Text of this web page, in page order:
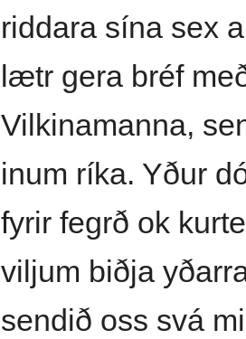
riddara sína sex
lætr gera bréf
Vilkinamanna,
inum ríka. Yður
fyrir fegrð ok
viljum biðja
sendið oss svá